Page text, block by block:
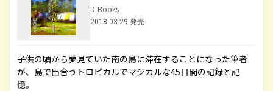
D-Books
2018.03.29 発売
子供の頃から夢見ていた南の島に滞在することになった筆者
が、島で出合うトロピカルでマジカルな45日間の記録と記
憶。